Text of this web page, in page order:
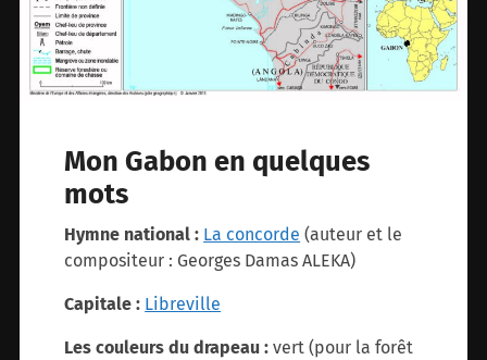
Mon Gabon en quelques
mots
Hymne national : La concorde (auteur et le
compositeur : Georges Damas ALEKA)
Capitale : Libreville
Les couleurs du drapeau :vert (pour la forêt